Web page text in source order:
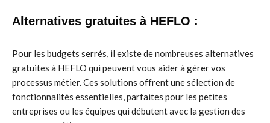
Alternatives gratuites à HEFLO :
Pour les budgets serrés, il existe de nombreuses alternatives
gratuites à HEFLO qui peuvent vous aider à gérer vos
processus métier. Ces solutions offrent une sélection de
fonctionnalités essentielles, parfaites pour les petites
entreprises ou les équipes qui débutent avec la gestion des